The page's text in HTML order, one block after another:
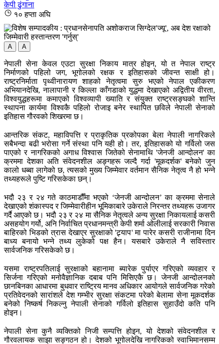
केपी ढुंगाना
१० हप्ता अघि
A A
नेपाली सेना केवल एउटा सुरक्षा निकाय मात्र होइन, यो त नेपाल राष्ट्र
निर्माणको पहिलो जग, भूगोलको रक्षक र इतिहासको जीवन्त साक्षी हो।
राष्ट्रनिर्माता पृथ्वीनारायण शाहको नेतृत्वमा सुरु भएको नेपाल एकीकरण
अभियानदेखि, नालापानी र किल्ला काँगडाको युद्धमा देखाएको अद्वितीय वीरता,
विश्वयुद्धहरूमा कमाएको विश्वव्यापी ख्याति र संयुक्त राष्ट्रसङ्घको शान्ति
स्थापना कार्यमा विश्वकै पहिलो रोजाइ बनेर स्थापित छविले नेपाली सेनाको
इतिहास गौरवको शिखरमा छ।
आन्तरिक संकट, महाविपत्ति र प्राकृतिक प्रकोपका बेला नेपाली नागरिकले
सबैभन्दा बढी भरोसा गर्ने संस्था पनि यही हो। तर, इतिहासको यो गर्विलो जस
पाएको र नागरिकको अगाध विश्वास जितेको सेनामाथि 'जेनजी आन्दोलन' का
क्रममा देशका अति संवेदनशील अङ्गहरू जल्दै गर्दा 'मूकदर्शक' बनेको जुन
कालो धब्बा लागेको छ, त्यसको मुख्य जिम्मेवार वर्तमान सैनिक नेतृत्व नै हो भन्ने
तथ्यहरूले पुष्टि गरिसकेका छन्।
भदौ २३ र २४ गते काठमाडौँमा भएको ‘जेनजी आन्दोलन’ का क्रममा सेनाले
देखाएको शंकास्पद र जिम्मेवारीहीन भूमिकाबारे उकेराले निरन्तर तथ्यहरू उजागर
गर्दै आएको छ। भदौ २३ र २४ मा सैनिक नेतृत्वले अन्य सुरक्षा निकायलाई कसरी
असहयोग गर्यो, अनि निर्वाचित प्रधानमन्त्री केपी शर्मा ओलीलाई सरकारी निवास
बाहिरको भिडको त्रास देखाएर सुरक्षाको 'ट्र्याप' मा पारेर कसरी राजीनामा दिन
बाध्य बनायो भन्ने तथ्य लुकेको पक्ष हैन। यसबारे उकेराले नै सविस्तार
सार्वजनिक गरिसकेको छ।
यसमा राष्ट्रपतिलाई सुरक्षाको बहानामा ब्यारेक पुर्याएर गरिएको व्यवहार र
सिर्जना गरिएको मनोवैज्ञानिक दबाब पनि मिसिएकै छ। जेनजी आन्दोलनको
छानबिनका आधारमा बुधवार राष्ट्रिय मानव अधिकार आयोगले सार्वजनिक गरेको
प्रतिवेदनको सारांशले देश गम्भीर सुरक्षा संकटमा परेको बेलामा सेना मूकदर्शक
बनेको निष्कर्ष निकल्नु नेपाली सेनाको गर्विलो इतिहास सुहाउँदो कति पनि
होइन।
नेपाली सेना कुनै व्यक्तिको निजी सम्पत्ति होइन, यो देशको संवेदनशील र
गौरवलायक साझा सङ्गठन हो। देशको भूगोलदेखि नागरिकको स्वाभिमानसम्म